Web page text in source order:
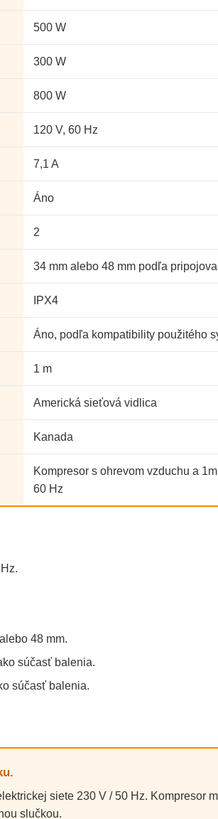
500 W
300 W
800 W
120 V, 60 Hz
7,1 A
Áno
2
34 mm alebo 48 mm podľa
IPX4
Áno, podľa kompatibility použitého
1 m
Americká sieťová vidlica
Kanada
Kompresor s ohrevom vzduchu a
60 Hz
48 mm.
súčasť balenia.
súčasť balenia.
siete 230 V / 50 Hz. Kompresor
slučkou.